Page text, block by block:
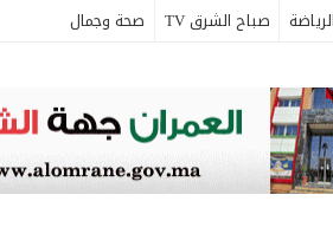
الرياضة صباح الشرق TV صحة وجمال